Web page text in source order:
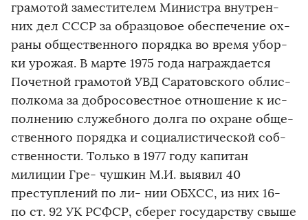
грамотой заместителем Министра внутрен-
них дел СССР за образцовое обеспечение ох-
раны общественного порядка во время убор-
ки урожая. В марте 1975 года награждается
Почетной грамотой УВД Саратовского облис-
полкома за добросовестное отношение к ис-
полнению служебного долга по охране обще-
ственного порядка и социалистической соб-
ственности. Только в 1977 году капитан
милиции Гре- чушкин М.И. выявил 40
преступлений по ли- нии ОБХСС, из них 16-
по ст. 92 УК РСФСР, сберег государству свыше